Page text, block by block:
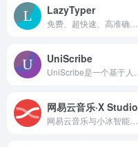
LazyTyper
UniScribe
网易云音乐·X Studio